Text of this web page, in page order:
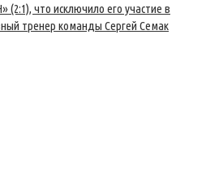
что исключило его участие в
тренер команды Сергей Семак